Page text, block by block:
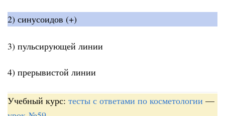
2) синусоидов (+)
3) пульсирующей линии
4) прерывистой линии
Учебный курс: тесты с ответами по косметологии —